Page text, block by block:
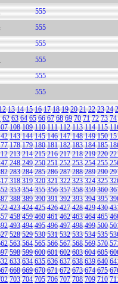
555
555
555
555
555
555
13 14 15 16 17 18 19 20 21 22 23 24
62 63 64 65 66 67 68 69 70 71 72 73 74
108 109 110 111 112 113 114 115
143 144 145 146 147 148 149 150
178 179 180 181 182 183 184 185
213 214 215 216 217 218 219 220
248 249 250 251 252 253 254 255
283 284 285 286 287 288 289 290
318 319 320 321 322 323 324 325
353 354 355 356 357 358 359 360
388 389 390 391 392 393 394 395
423 424 425 426 427 428 429 430
458 459 460 461 462 463 464 465
493 494 495 496 497 498 499 500
528 529 530 531 532 533 534 535
563 564 565 566 567 568 569 570
598 599 600 601 602 603 604 605
633 634 635 636 637 638 639 640
668 669 670 671 672 673 674 675
703 704 705 706 707 708 709 710